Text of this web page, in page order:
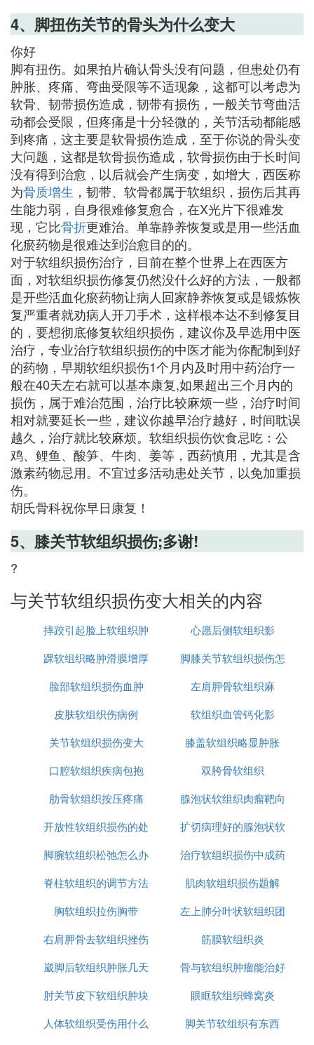
4、脚扭伤关节的骨头为什么变大
你好
脚有扭伤。如果拍片确认骨头没有问题，但患处仍有
肿胀、疼痛、弯曲受限等不适现象，这都可以考虑为
软骨、韧带损伤造成，韧带有损伤，一般关节弯曲活
动都会受限，但疼痛是十分轻微的，关节活动都能感
到疼痛，这主要是软骨损伤造成，至于你说的骨头变
大问题，这都是软骨损伤造成，软骨损伤由于长时间
没有得到治愈，以后就会产生病变，如增大，西医称
为骨质增生 ，韧带、软骨都属于软组织，损伤后其再
生能力弱，自身很难修复愈合，在X光片下很难发
现，它比骨折更难治。单靠静养恢复或是用一些活血
化瘀药物是很难达到治愈目的的。
对于软组织损伤治疗，目前在整个世界上在西医方
面，对软组织损伤修复仍然没什么好的方法，一般都
是开些活血化瘀药物让病人回家静养恢复或是锻炼恢
复严重者就劝病人开刀手术，这样根本达不到修复目
的，要想彻底修复软组织损伤，建议你及早选用中医
治疗，专业治疗软组织损伤的中医才能为你配制到好
的药物，早期软组织损伤1个月内及时用中药治疗一
般在40天左右就可以基本康复,如果超出三个月内的
损伤，属于难治范围，治疗比较麻烦一些，治疗时间
相对就要延长一些，建议你越早治疗越好，时间耽误
越久，治疗就比较麻烦。软组织损伤饮食忌吃：公
鸡、鲤鱼、酸笋、牛肉、姜等，西药慎用，尤其是含
激素药物忌用。不宜过多活动患处关节，以免加重损
伤。
胡氏骨科祝你早日康复！
5、膝关节软组织损伤;多谢!
?
与关节软组织损伤变大相关的内容
摔跤引起脸上软组织肿
胀
心愿后侧软组织影
踝软组织略肿滑膜增厚
脚膝关节软组织损伤怎
么办
脸部软组织损伤血肿
左肩胛骨软组织麻
皮肤软组织伤病例
软组织血管钙化影
关节软组织损伤变大
膝盖软组织略显肿胀
口腔软组织疾病包抱
双胯骨软组织
肋骨软组织按压疼痛
腺泡状软组织肉瘤靶向
治疗
开放性软组织损伤的处
理原则是
扩切病理好的腺泡状软
组织肉瘤
脚腕软组织松弛怎么办
治疗软组织损伤中成药
脊柱软组织的调节方法
肌肉软组织损伤题解
胸软组织拉伤胸带
左上肺分叶状软组织团
块影
右肩胛骨去软组织挫伤
筋膜软组织炎
崴脚后软组织肿胀几天
能走路
骨与软组织肿瘤能治好
吗
肘关节皮下软组织肿块
是什么
眼眶软组织蜂窝炎
人体软组织受伤用什么
脚关节软组织有东西